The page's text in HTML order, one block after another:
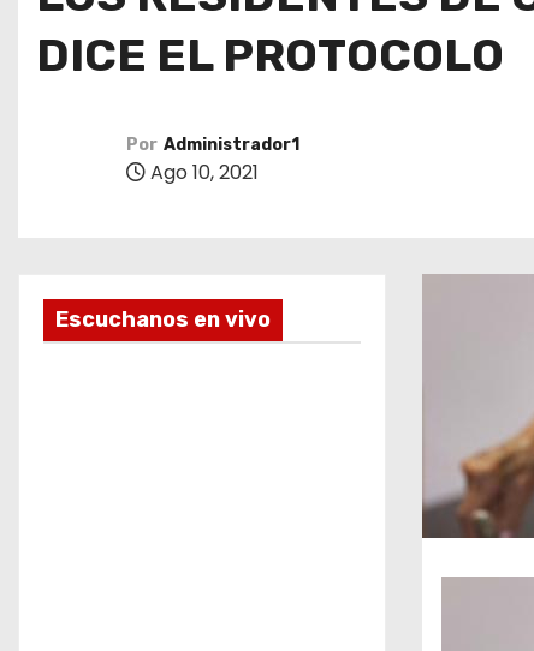
DICE EL PROTOCOLO
Por Administrador1
Ago 10, 2021
Escuchanos en vivo